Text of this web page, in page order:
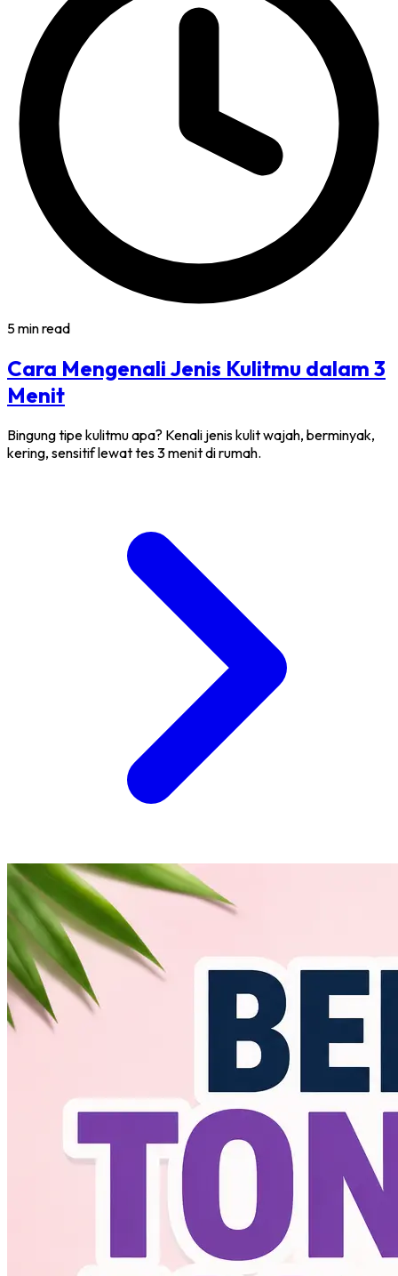
5 min read
Cara Mengenali Jenis Kulitmu dalam 3
Menit
Bingung tipe kulitmu apa? Kenali jenis kulit wajah, berminyak,
kering, sensitif lewat tes 3 menit di rumah.